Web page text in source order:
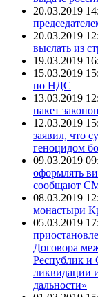
20.03.2019
20.03.2019
выслать из
19.03.2019
15.03.2019
по НДС
13.03.2019
пакет
12.03.2019
заявил, что
геноцидом
09.03.2019
оформлять
сообщают
08.03.2019
монастыри
05.03.2019
Договора
Республик
ликвидации
дальности»